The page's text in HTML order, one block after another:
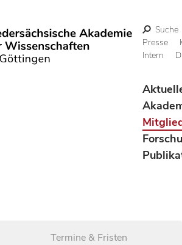
Suche
Presse
Intern
Termine & Fristen